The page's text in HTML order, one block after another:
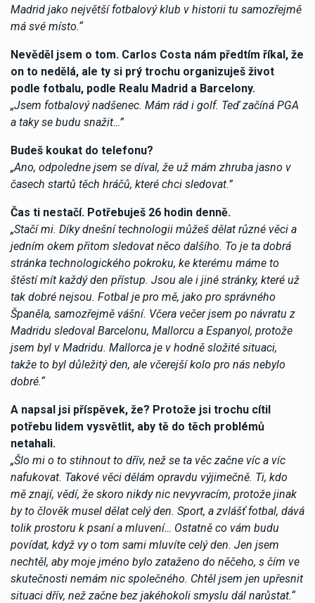
Madrid jako největší fotbalový klub v historii tu samozřejmě
má své místo.“
Nevěděl jsem o tom. Carlos Costa nám předtím říkal, že
on to nedělá, ale ty si prý trochu organizuješ život
podle fotbalu, podle Realu Madrid a Barcelony.
„Jsem fotbalový nadšenec. Mám rád i golf. Teď začíná PGA
a taky se budu snažit…”
Budeš koukat do telefonu?
„Ano, odpoledne jsem se díval, že už mám zhruba jasno v
časech startů těch hráčů, které chci sledovat.”
Čas ti nestačí. Potřebuješ 26 hodin denně.
„Stačí mi. Díky dnešní technologii můžeš dělat různé věci a
jedním okem přitom sledovat něco dalšího. To je ta dobrá
stránka technologického pokroku, ke kterému máme to
štěstí mít každý den přístup. Jsou ale i jiné stránky, které už
tak dobré nejsou. Fotbal je pro mě, jako pro správného
Španěla, samozřejmě vášní. Včera večer jsem po návratu z
Madridu sledoval Barcelonu, Mallorcu a Espanyol, protože
jsem byl v Madridu. Mallorca je v hodně složité situaci,
takže to byl důležitý den, ale včerejší kolo pro nás nebylo
dobré.“
A napsal jsi příspěvek, že? Protože jsi trochu cítil
potřebu lidem vysvětlit, aby tě do těch problémů
netahali.
„Šlo mi o to stihnout to dřív, než se ta věc začne víc a víc
nafukovat. Takové věci dělám opravdu výjimečně. Ti, kdo
mě znají, vědí, že skoro nikdy nic nevyvracím, protože jinak
by to člověk musel dělat celý den. Sport, a zvlášť fotbal, dává
tolik prostoru k psaní a mluvení… Ostatně co vám budu
povídat, když vy o tom sami mluvíte celý den. Jen jsem
nechtěl, aby moje jméno bylo zataženo do něčeho, s čím ve
skutečnosti nemám nic společného. Chtěl jsem jen upřesnit
situaci dřív, než začne bez jakéhokoli smyslu dál narůstat.“